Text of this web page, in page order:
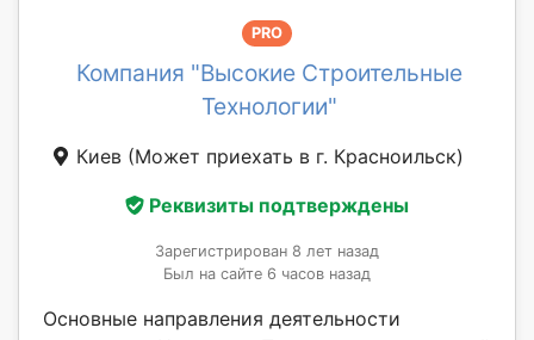
PRO
Компания "Высокие Строительные
Технологии"
Киев (Может приехать в г. Красноильск)
Реквизиты подтверждены
Зарегистрирован 8 лет назад
Был на сайте 6 часов назад
Основные направления деятельности